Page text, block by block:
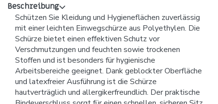
Beschreibung
Schützen Sie Kleidung und Hygieneflächen zuverlässig
mit einer leichten Einwegschürze aus Polyethylen. Die
Schürze bietet einen effektiven Schutz vor
Verschmutzungen und feuchten sowie trockenen
Stoffen und ist besonders für hygienische
Arbeitsbereiche geeignet. Dank geblockter Oberfläche
und latexfreier Ausführung ist die Schürze
hautverträglich und allergikerfreundlich. Der praktische